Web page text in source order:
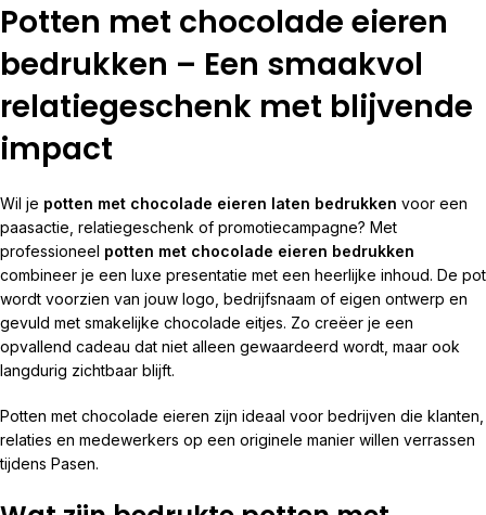
Potten met chocolade eieren
bedrukken – Een smaakvol
relatiegeschenk met blijvende
impact
Wil je potten met chocolade eieren laten bedrukken voor een
paasactie, relatiegeschenk of promotiecampagne? Met
professioneel potten met chocolade eieren bedrukken
combineer je een luxe presentatie met een heerlijke inhoud. De pot
wordt voorzien van jouw logo, bedrijfsnaam of eigen ontwerp en
gevuld met smakelijke chocolade eitjes. Zo creëer je een
opvallend cadeau dat niet alleen gewaardeerd wordt, maar ook
langdurig zichtbaar blijft.
Potten met chocolade eieren zijn ideaal voor bedrijven die klanten,
relaties en medewerkers op een originele manier willen verrassen
tijdens Pasen.